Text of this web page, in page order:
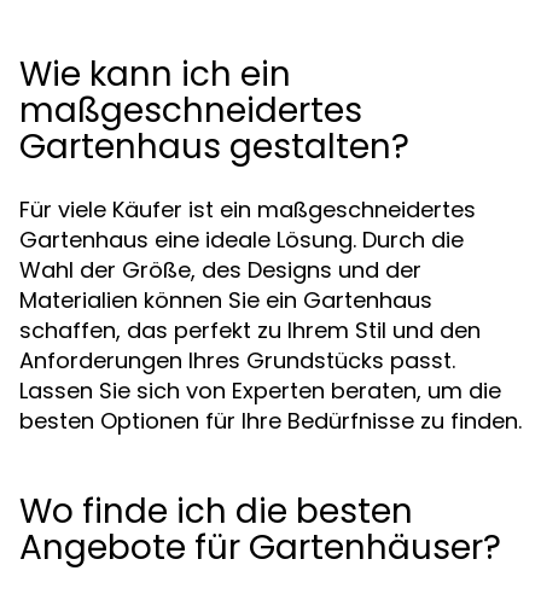
Wie kann ich ein
maßgeschneidertes
Gartenhaus gestalten?
Für viele Käufer ist ein maßgeschneidertes
Gartenhaus eine ideale Lösung. Durch die
Wahl der Größe, des Designs und der
Materialien können Sie ein Gartenhaus
schaffen, das perfekt zu Ihrem Stil und den
Anforderungen Ihres Grundstücks passt.
Lassen Sie sich von Experten beraten, um die
besten Optionen für Ihre Bedürfnisse zu finden.
Wo finde ich die besten
Angebote für Gartenhäuser?